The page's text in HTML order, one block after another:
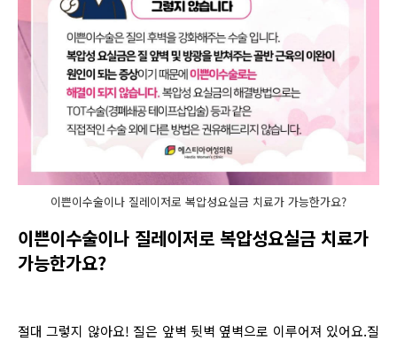
이쁜이수술이나 질레이저로 복압성요실금 치료가 가능한가요?
이쁜이수술이나 질레이저로 복압성요실금 치료가
가능한가요?
절대 그렇지 않아요! 질은 앞벽 뒷벽 옆벽으로 이루어져 있어요.질